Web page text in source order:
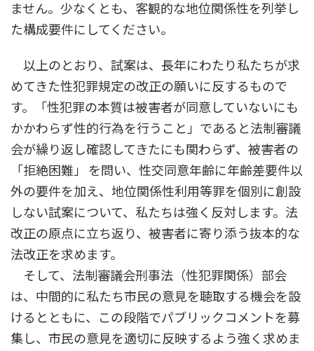
ません。少なくとも、客観的な地位関係性を列挙し
た構成要件にしてください。
以上のとおり、試案は、長年にわたり私たちが求
めてきた性犯罪規定の改正の願いに反するもので
す。「性犯罪の本質は被害者が同意していないにも
かかわらず性的行為を行うこと」であると法制審議
会が繰り返し確認してきたにも関わらず、被害者の
「拒絶困難」 を問い、性交同意年齢に年齢差要件以
外の要件を加え、地位関係性利用等罪を個別に創設
しない試案について、私たちは強く反対します。法
改正の原点に立ち返り、被害者に寄り添う抜本的な
法改正を求めます。
そして、法制審議会刑事法（性犯罪関係）部会
は、中間的に私たち市民の意見を聴取する機会を設
けるとともに、この段階でパブリックコメントを募
集し、市民の意見を適切に反映するよう強く求めま